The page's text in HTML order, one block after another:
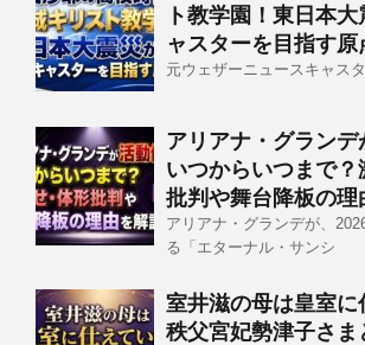
ト教学園！東日本
ャスターを目指す原
元ウェザーニュースキャス
アリアナ・グランデ
いつからいつまで
批判や舞台降板の理
アリアナ・グランデが、
る「エターナル・サンシ
室井滋の母は皇室に
秩父宮妃勢津子さま